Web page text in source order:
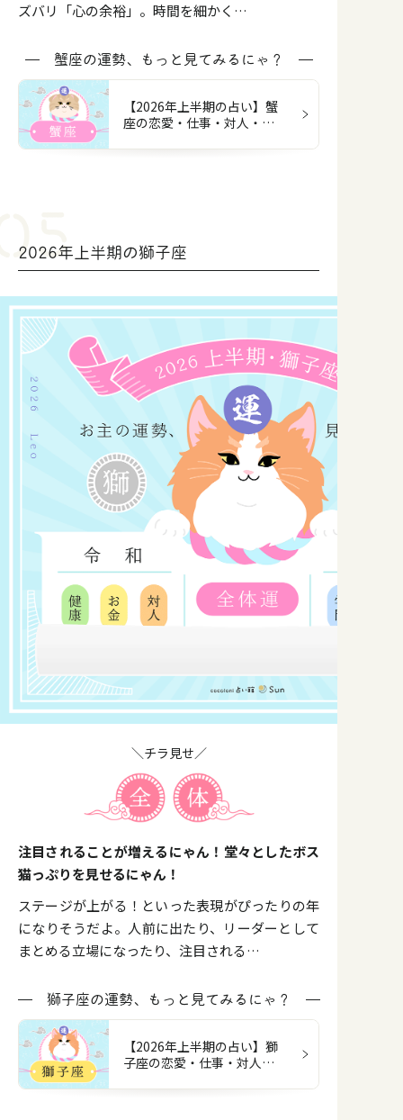
ズバリ「心の余裕」。時間を細かく…
蟹座の運勢、もっと見てみるにゃ？
【2026年上半期の占い】蟹
座の恋愛・仕事・対人・お
2026年上半期の獅子座
＼チラ見せ／
注目されることが増えるにゃん！堂々としたボス
猫っぷりを見せるにゃん！
ステージが上がる！といった表現がぴったりの年
になりそうだよ。人前に出たり、リーダーとして
まとめる立場になったり、注目される…
獅子座の運勢、もっと見てみるにゃ？
【2026年上半期の占い】獅
子座の恋愛・仕事・対人・